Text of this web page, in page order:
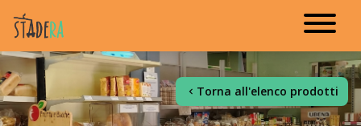
Torna all'elenco prodotti